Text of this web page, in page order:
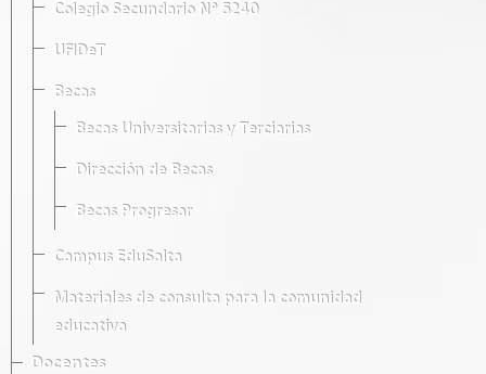
Colegio Secundario Nº 5240
UFIDeT
Becas
Becas Universitarias y Terciarias
Dirección de Becas
Becas Progresar
Campus EduSalta
Materiales de consulta para la comunidad
educativa
Docentes